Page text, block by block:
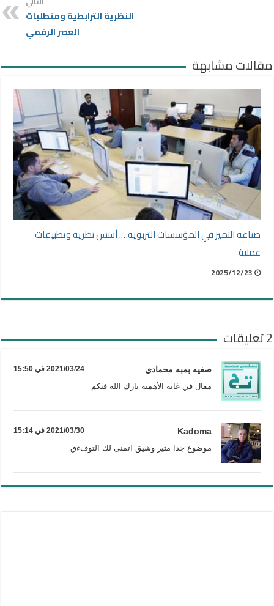
النظرية الترابطية ومتطلبات
العصر الرقمي
مقالات مشابهة
صناعة التميز في المؤسسات التربوية…. أسس نظرية وتطبيقات
عملية
2025/12/23
2 تعليقات
صفيه بمبه محمادي 2021/03/24 في 15:50
مقال في غاية الأهمية بارك الله فيكم
Kadoma 2021/03/30 في 15:14
موضوع جدا مثير وشيق اتمنى لك التوفءق